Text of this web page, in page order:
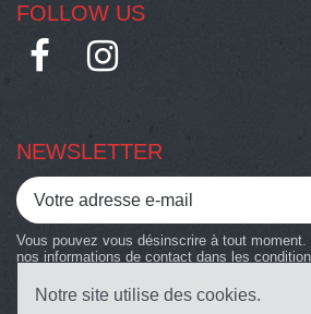
FOLLOW US
NEWSLETTER
Vous pouvez vous désinscrire à tout
nos informations de contact dans les
Notre site utilise des cookies.